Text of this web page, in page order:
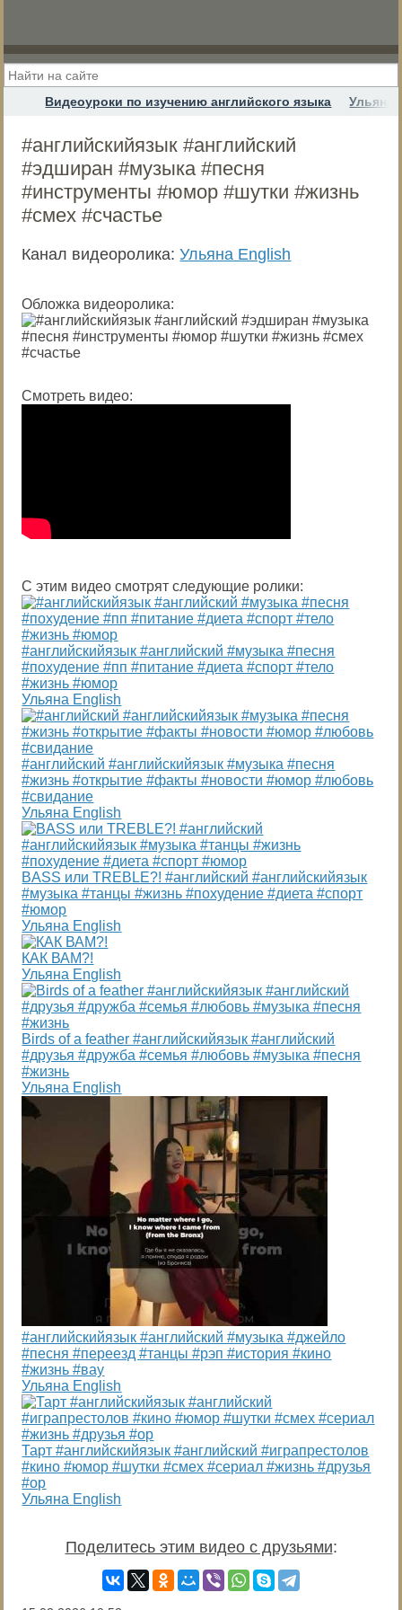
Видеоуроки по изучению английского языка Ульяна
#английскийязык #английский
#эдширан #музыка #песня
#инструменты #юмор #шутки #жизнь
#смех #счастье
Канал видеоролика:Ульяна English
Обложка видеоролика:
Смотреть видео:
С этим видео смотрят следующие ролики:
#английскийязык #английский #музыка #песня
#похудение #пп #питание #диета #спорт #тело
#жизнь #юмор
Ульяна English
#английский #английскийязык #музыка #песня
#жизнь #открытие #факты #новости #юмор #любовь
#свидание
Ульяна English
BASS или TREBLE?! #английский #английскийязык
#музыка #танцы #жизнь #похудение #диета #спорт
#юмор
Ульяна English
КАК ВАМ?!
Ульяна English
Birds of a feather #английскийязык #английский
#друзья #дружба #семья #любовь #музыка #песня
#жизнь
Ульяна English
#английскийязык #английский #музыка #джейло
#песня #переезд #танцы #рэп #история #кино
#жизнь #вау
Ульяна English
Тарт #английскийязык #английский #играпрестолов
#кино #юмор #шутки #смех #сериал #жизнь #друзья
#ор
Ульяна English
Поделитесь этим видео с друзьями: